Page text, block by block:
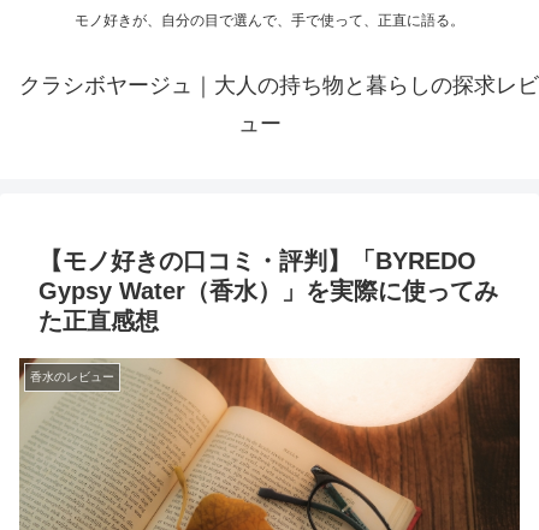
モノ好きが、自分の目で選んで、手で使って、正直に語る。
クラシボヤージュ｜大人の持ち物と暮らしの探求レビ
ュー
【モノ好きの口コミ・評判】「BYREDO
Gypsy Water（香水）」を実際に使ってみ
た正直感想
香水のレビュー